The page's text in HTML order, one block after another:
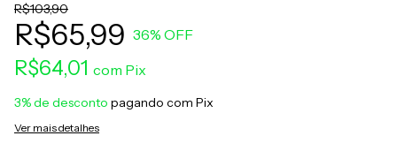
R$103,90
R$65,99 36% OFF
R$64,01 com Pix
3% de desconto pagando com Pix
Ver mais detalhes